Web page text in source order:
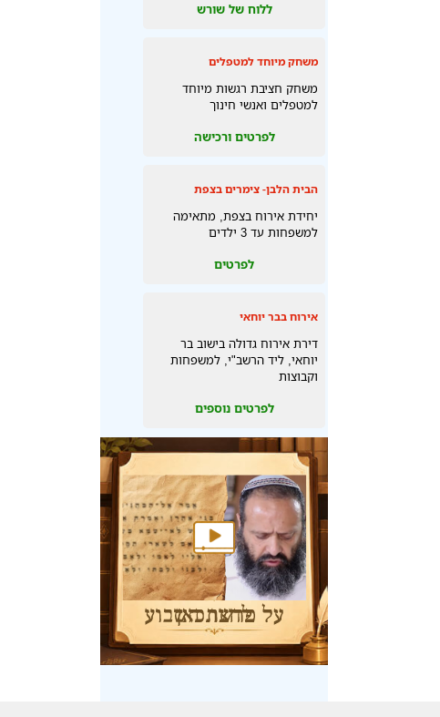
ללוח של שורש
משחק מיוחד למטפלים
משחק חציבת רגשות מיוחד
למטפלים ואנשי חינוך
לפרטים ורכישה
הבית הלבן- צימרים בצפת
יחידת אירוח בצפת, מתאימה
למשפחות עד 3 ילדים
לפרטים
אירוח בבר יוחאי
דירת אירוח גדולה בישוב בר
יוחאי, ליד הרשב"י, למשפחות
וקבוצות
לפרטים נוספים